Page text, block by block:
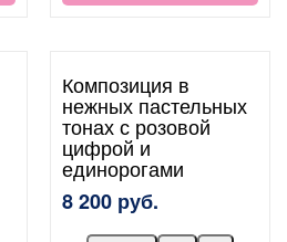
Композиция в
нежных пастельных
тонах с розовой
цифрой и
единорогами
8 200 руб.